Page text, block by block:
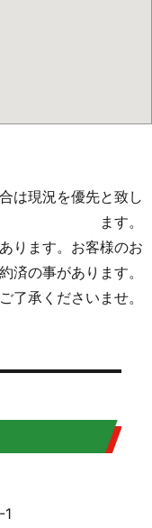
は現況を優先と致し
ます。
ります。お客様のお
済の事があります。
了承くださいませ。